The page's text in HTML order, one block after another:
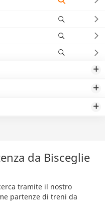
da Bisceglie
tramite il nostro
partenze di treni da